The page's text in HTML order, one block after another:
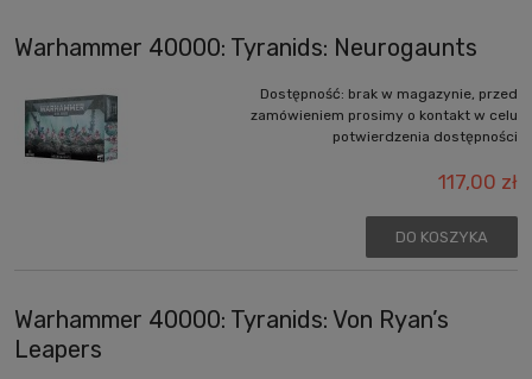
Warhammer 40000: Tyranids: Neurogaunts
Dostępność: brak w magazynie, przed
zamówieniem prosimy o kontakt w celu
potwierdzenia dostępności
117,00 zł
DO KOSZYKA
Warhammer 40000: Tyranids: Von Ryan’s
Leapers